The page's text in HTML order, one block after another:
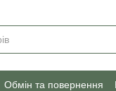
Обмін та повернення